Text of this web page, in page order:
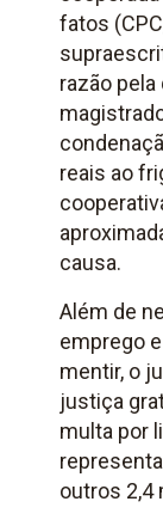
fatos
razão
reais ao
causa.
Além de
emprego
mentir, o
justiça
multa por
outros 2,4